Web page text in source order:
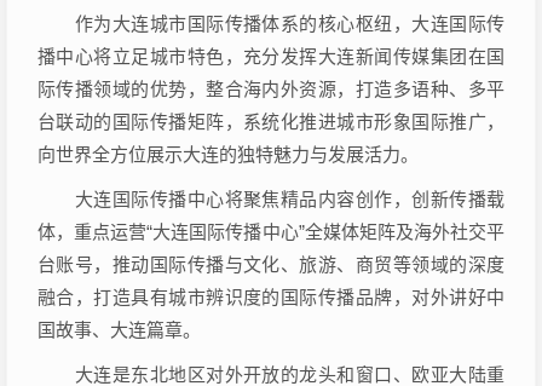
作为大连城市国际传播体系的核心枢纽，大连国际传
播中心将立足城市特色，充分发挥大连新闻传媒集团在国
际传播领域的优势，整合海内外资源，打造多语种、多平
台联动的国际传播矩阵，系统化推进城市形象国际推广，
向世界全方位展示大连的独特魅力与发展活力。
大连国际传播中心将聚焦精品内容创作，创新传播载
体，重点运营“大连国际传播中心”全媒体矩阵及海外社交平
台账号，推动国际传播与文化、旅游、商贸等领域的深度
融合，打造具有城市辨识度的国际传播品牌，对外讲好中
国故事、大连篇章。
大连是东北地区对外开放的龙头和窗口、欧亚大陆重